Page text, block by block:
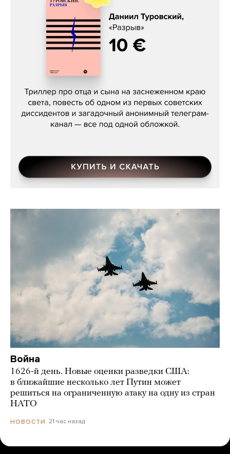
Даниил Туровский, «Разрыв»
Война
1626-й день. Новые оценки разведки США:
в ближайшие несколько лет Путин может
решиться на ограниченную атаку на одну из стран
НАТО
НОВОСТИ 21 час назад